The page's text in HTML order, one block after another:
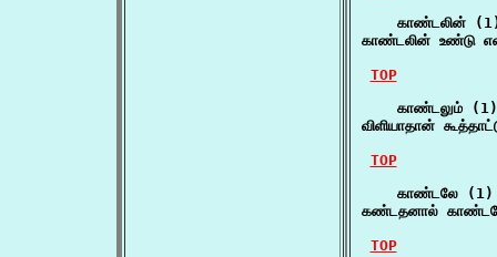
காண்டலின்
காண்டலின் உண்டு
TOP
    காண்டலும் (1)
விளியாதான்
TOP
    காண்டலே (1)
கண்டதனால்
TOP